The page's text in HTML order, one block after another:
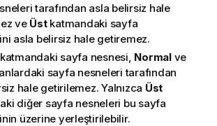
tarafından asla belirsiz hale
ve Üstkatmandaki sayfa
asla belirsiz hale getiremez.
katmandaki sayfa nesnesi, Normalve
sayfa nesneleri tarafından
hale getirilemez. Yalnızca Üst
diğer sayfa nesneleri bu sayfa
üzerine yerleştirilebilir.